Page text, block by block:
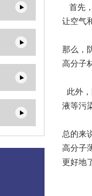
首先
让空气
那么，
高分子
此外
液等污
总的来
高分子
更好地